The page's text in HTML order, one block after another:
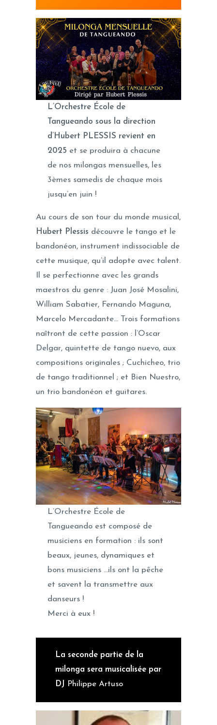
L’Orchestre École de
Tangueando sous la direction
d’Hubert PLESSIS revient en
2025 et se produira à chacune
de nos milongas mensuelles, les
3èmes samedis de chaque mois
jusqu’en juin !
Au cours de son tour du monde musical,
Hubert Plessis découvre le tango et le
bandonéon, instrument indissociable de
cette musique, qu’il adopte avec talent.
Il se perfectionne avec les grands
maestros du genre : Juan José Mosalini,
William Sabatier, Fernando Maguna,
Marcelo Mercadante… Trois formations
naîtront de cette passion : l’Oscar
Delgar, quintette de tango nuevo, aux
compositions originales ; Cuchicheo, trio
de tango traditionnel ; et Bien Nuestro,
un trio bandonéon et guitares.
L’Orchestre École de
Tangueando est composé de
musiciens en formation : ils sont
beaux, jeunes, dynamiques et
bons musiciens …ils ont la pêche
et savent la transmettre aux
danseurs !
Merci à eux !
La seconde partie de la
milonga sera musicalisée par
DJ Philippe Artuso